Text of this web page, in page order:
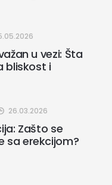
u vezi: Šta
bliskost i
26.03.2026
Zašto se
sa erekcijom?